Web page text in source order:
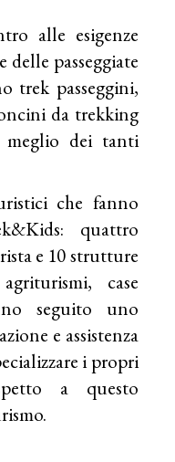
alle esigenze
passeggiate
trek passeggini,
da trekking
dei tanti
che fanno
quattro
e 10 strutture
case
seguito uno
e assistenza
i propri
a questo